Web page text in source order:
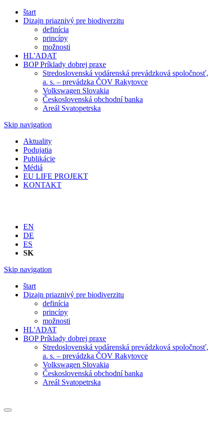
štart
Dizajn priaznivý pre biodiverzitu
definícia
princípy
možnosti
HL'ADAT
BOP Príklady dobrej praxe
Stredoslovenská vodárenská prevádzková spoločnosť,
a. s. – prevádzka ČOV Rakytovce
Volkswagen Slovakia
Československá obchodní banka
Areál Svatopetrska
Skip navigation
Aktuality
Podujatia
Publikácie
Médiá
EU LIFE PROJEKT
KONTAKT
EN
DE
ES
SK
Skip navigation
štart
Dizajn priaznivý pre biodiverzitu
definícia
princípy
možnosti
HL'ADAT
BOP Príklady dobrej praxe
Stredoslovenská vodárenská prevádzková spoločnosť,
a. s. – prevádzka ČOV Rakytovce
Volkswagen Slovakia
Československá obchodní banka
Areál Svatopetrska